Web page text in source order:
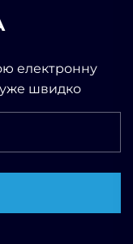
електронну
швидко